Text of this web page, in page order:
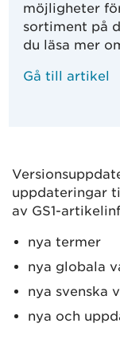
möjligheter
sortiment på
du läsa mer
Gå till artikel
uppdateringar
av GS1-
nya termer
nya globala
nya svenska
nya och